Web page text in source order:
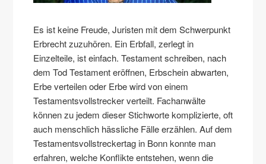
Es ist keine Freude, Juristen mit dem Schwerpunkt
Erbrecht zuzuhören. Ein Erbfall, zerlegt in
Einzelteile, ist einfach. Testament schreiben, nach
dem Tod Testament eröffnen, Erbschein abwarten,
Erbe verteilen oder Erbe wird von einem
Testamentsvollstrecker verteilt. Fachanwälte
können zu jedem dieser Stichworte komplizierte, oft
auch menschlich hässliche Fälle erzählen. Auf dem
Testamentsvollstreckertag in Bonn konnte man
erfahren, welche Konflikte entstehen, wenn die